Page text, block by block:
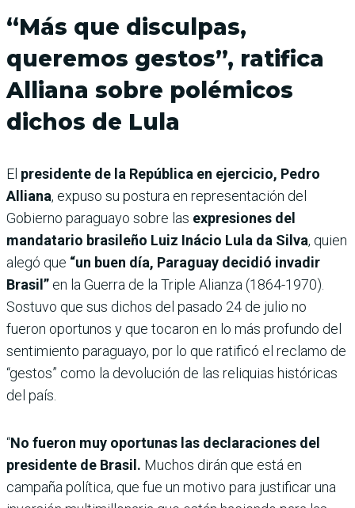
“Más que disculpas,
queremos gestos”, ratifica
Alliana sobre polémicos
dichos de Lula
El presidente de la República en ejercicio, Pedro
Alliana, expuso su postura en representación del
Gobierno paraguayo sobre las expresiones del
mandatario brasileño Luiz Inácio Lula da Silva, quien
alegó que “un buen día, Paraguay decidió invadir
Brasil” en la Guerra de la Triple Alianza (1864-1970).
Sostuvo que sus dichos del pasado 24 de julio no
fueron oportunos y que tocaron en lo más profundo del
sentimiento paraguayo, por lo que ratificó el reclamo de
“gestos” como la devolución de las reliquias históricas
del país.
“No fueron muy oportunas las declaraciones del
presidente de Brasil. Muchos dirán que está en
campaña política, que fue un motivo para justificar una